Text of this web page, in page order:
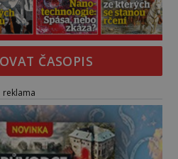
ČASOPIS
reklama